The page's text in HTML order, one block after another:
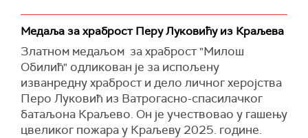
Медаља за храброст Перу Луковићу из Краљева
Златном медаљом за храброст "Милош
Обилић" одликован је за испољену
изванредну храброст и дело личног херојства
Перо Луковић из Ватрогасно-спасилачког
батаљона Краљево. Он је учествовао у гашењу
цвеликог пожара у Краљеву 2025. године.